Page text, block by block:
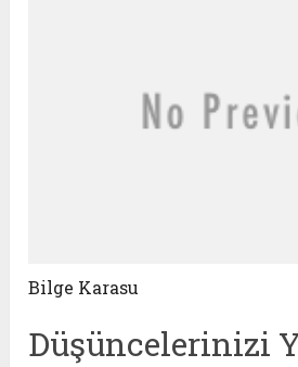
Bilge Karasu
Düşüncelerinizi